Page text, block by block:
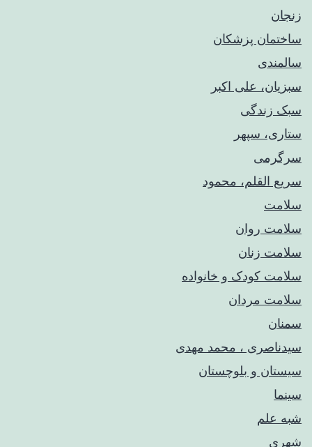
زنجان
ساختمان پزشکان
سالمندی
سبزیان، علی اکبر
سبک زندگی
ستاری، سپهر
سرگرمی
سریع القلم، محمود
سلامت
سلامت روان
سلامت زنان
سلامت کودک‌ و خانواده
سلامت مردان
سمنان
سیدناصری ، محمد مهدی
سیستان و بلوچستان
سینما
شبه علم
شهری